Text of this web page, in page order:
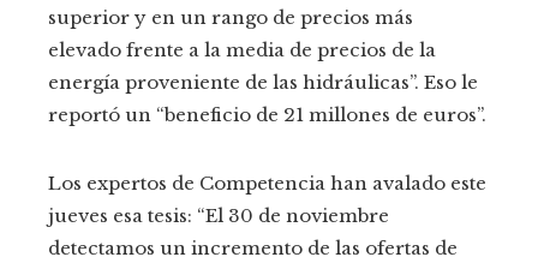
superior y en un rango de precios más
elevado frente a la media de precios de la
energía proveniente de las hidráulicas”. Eso le
reportó un “beneficio de 21 millones de euros”.
Los expertos de Competencia han avalado este
jueves esa tesis: “El 30 de noviembre
detectamos un incremento de las ofertas de